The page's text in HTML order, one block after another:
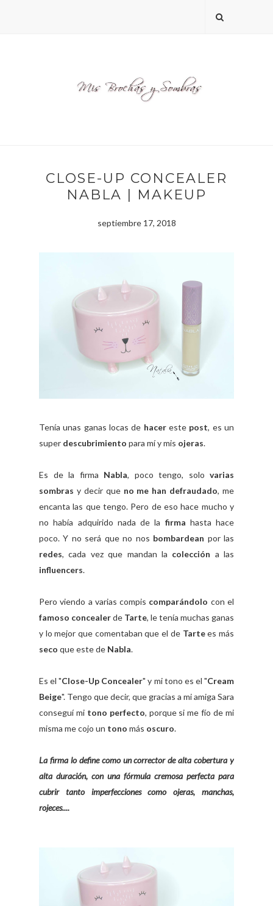
CLOSE-UP CONCEALER
NABLA | MAKEUP
septiembre 17, 2018
Tenía unas ganas locas de hacereste post, es un
super descubrimiento para mí y mis ojeras.
Es de la firma Nabla, poco tengo, solo varias
sombras y decir que no me han defraudado, me
encanta las que tengo. Pero de eso hace mucho y
no había adquirido nada de la firma hasta hace
poco. Y no será que no nos bombardean por las
redes, cada vez que mandan la colección a las
influencers.
Pero viendo a varias compis comparándolo con el
famoso concealerde Tarte, le tenía muchas ganas
y lo mejor que comentaban que el deTartees más
seco que este de Nabla.
Es el "Close-Up Concealer" y mi tono es el "Cream
Beige". Tengo que decir, que gracias a mi amiga Sara
conseguí mi tono perfecto, porque si me fío de mi
misma me cojo un tono más oscuro.
La firma lo define como un corrector de alta cobertura y
alta duración, con una fórmula cremosa perfecta para
cubrir tanto imperfecciones como ojeras, manchas,
rojeces....